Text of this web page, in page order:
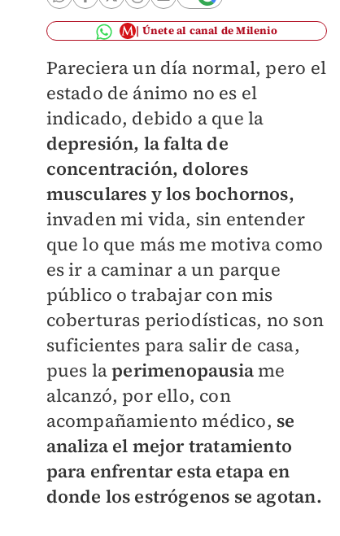
Únete al canal de Milenio
Pareciera un día normal, pero el
estado de ánimo no es el
indicado, debido a que la
depresión, la falta de
concentración, dolores
musculares y los bochornos,
invaden mi vida, sin entender
que lo que más me motiva como
es ir a caminar a un parque
público o trabajar con mis
coberturas periodísticas, no son
suficientes para salir de casa,
pues laperimenopausiame
alcanzó, por ello, con
acompañamiento médico, se
analiza el mejor tratamiento
para enfrentar esta etapa en
donde los estrógenos se agotan.